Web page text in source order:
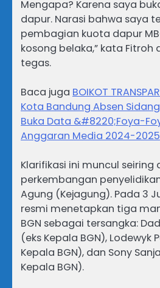
Mengapa? Karena saya
dapur. Narasi bahwa saya
pembagian kuota dapur
kosong belaka,” kata Fitroh
tegas.
Baca juga BOIKOT
Kota Bandung Absen
Buka Data &#8220;Foya-
Anggaran Media 2024-2025
Klarifikasi ini muncul seiring
perkembangan
Agung (Kejagung). Pada 3
resmi menetapkan tiga
BGN sebagai tersangka:
(eks Kepala BGN), Lodewyk
Kepala BGN), dan Sony
Kepala BGN).